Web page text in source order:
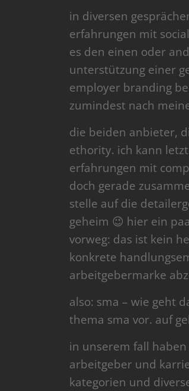
in diversen
erfahrungen mit
es den einen oder
unterstützung einer
employer branding
zumindest nach
die beiden anbieter,
ethority. ich kann
erfahrungen mit
doch gerade
stelle auf die
geheim 😉 hier ein
vorweg: das ist kein
konkrete
arbeitgebermarke
also: sma – wie geht
thema sma vor. auf
in unserem fall
arbeitgeber und
kategorien und